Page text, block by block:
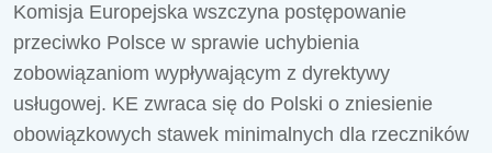
Komisja Europejska wszczyna postępowanie
przeciwko Polsce w sprawie uchybienia
zobowiązaniom wypływającym z dyrektywy
usługowej. KE zwraca się do Polski o zniesienie
obowiązkowych stawek minimalnych dla rzeczników